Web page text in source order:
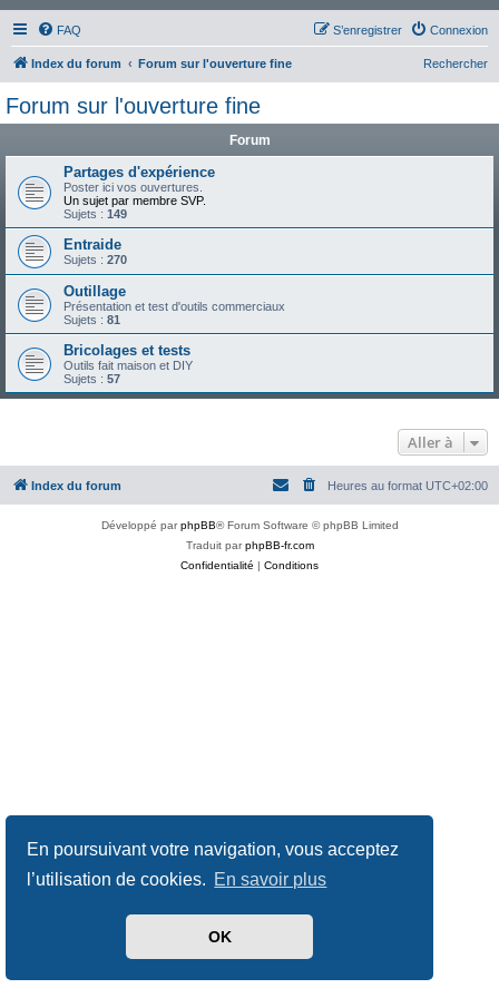
En poursuivant votre navigation, vous acceptez
l’utilisation de cookies. En savoir plus
OK
FAQ Connexion
S’enregistrer
Index du forum Forum sur l'ouverture fine Rechercher
Forum sur l'ouverture fine
Forum
Partages d'expérience
Poster ici vos ouvertures.
Un sujet par membre SVP.
Sujets : 149
Entraide
Sujets : 270
Outillage
Présentation et test d'outils commerciaux
Sujets : 81
Bricolages et tests
Outils fait maison et DIY
Sujets : 57
Aller à
Index du forum Heures au format UTC+02:00
Développé parphpBB® Forum Software © phpBB Limited
Traduit parphpBB-fr.com
Confidentialité | Conditions